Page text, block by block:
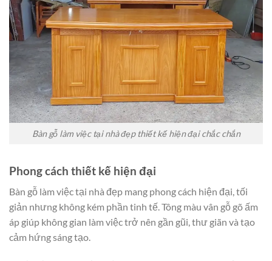
Bàn gỗ làm việc tại nhà đẹp thiết kế hiện đại chắc chắn
Phong cách thiết kế hiện đại
Bàn gỗ làm việc tại nhà đẹp mang phong cách hiện đại, tối
giản nhưng không kém phần tinh tế. Tông màu vân gỗ gõ ấm
áp giúp không gian làm việc trở nên gần gũi, thư giãn và tạo
cảm hứng sáng tạo.